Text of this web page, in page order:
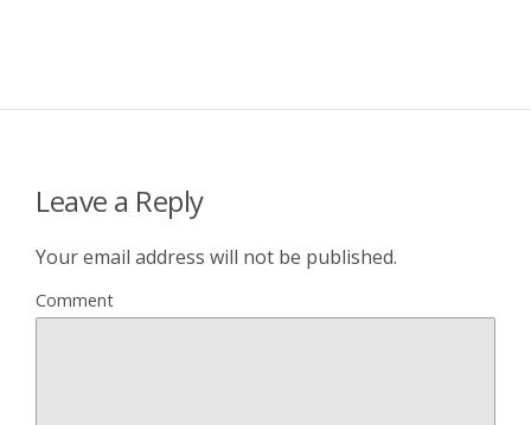
Leave a Reply
Your email address will not be published.
Comment